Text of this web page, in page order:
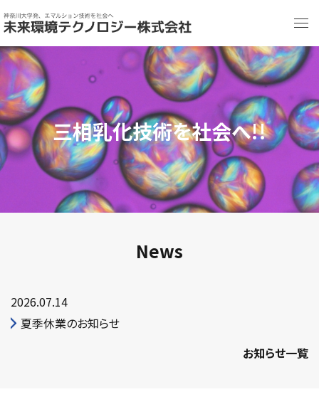
三相乳化技術を社会へ!!
News
2026.07.14
夏季休業のお知らせ
お知らせ一覧